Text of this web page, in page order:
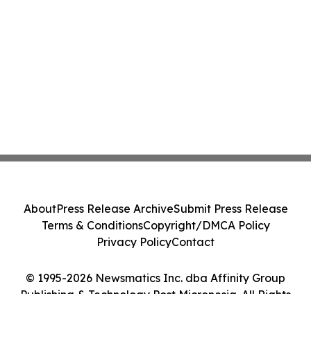
© 1995-2026 Newsmatics Inc. dba Affinity Group
Publishing & Technology Post Micronesia. All Rights
AboutPress Release ArchiveSubmit Press Release
Terms & ConditionsCopyright/DMCA Policy
Privacy PolicyContact